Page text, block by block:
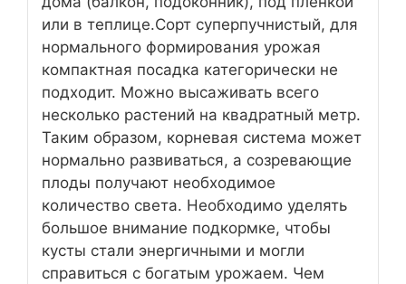
или в теплице.Сорт суперпучнистый, для
нормального формирования урожая
компактная посадка категорически не
подходит. Можно высаживать всего
несколько растений на квадратный метр.
Таким образом, корневая система может
нормально развиваться, а созревающие
плоды получают необходимое
количество света. Необходимо уделять
большое внимание подкормке, чтобы
кусты стали энергичными и могли
справиться с богатым урожаем. Чем